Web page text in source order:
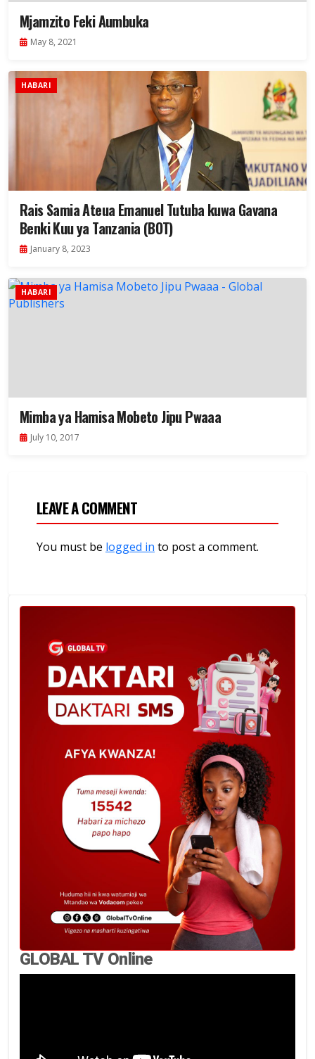
Mjamzito Feki Aumbuka
May 8, 2021
HABARI
Rais Samia Ateua Emanuel Tutuba kuwa Gavana
Benki Kuu ya Tanzania (BOT)
January 8, 2023
HABARI
Mimba ya Hamisa Mobeto Jipu Pwaaa
July 10, 2017
LEAVE A COMMENT
You must be logged in to post a comment.
GLOBAL TV Online